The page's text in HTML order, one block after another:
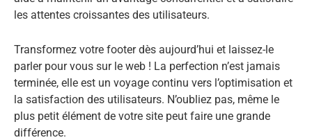
les attentes croissantes des utilisateurs.
Transformez votre footer dès aujourd’hui et laissez-le
parler pour vous sur le web ! La perfection n’est jamais
terminée, elle est un voyage continu vers l’optimisation et
la satisfaction des utilisateurs. N’oubliez pas, même le
plus petit élément de votre site peut faire une grande
différence.